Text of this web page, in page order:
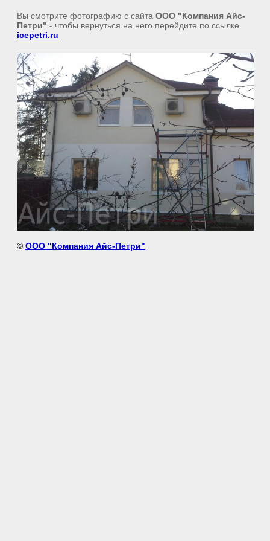
Вы смотрите фотографию с сайта ООО "Компания Айс-
Петри" - чтобы вернуться на него перейдите по ссылке
icepetri.ru
© ООО "Компания Айс-Петри"